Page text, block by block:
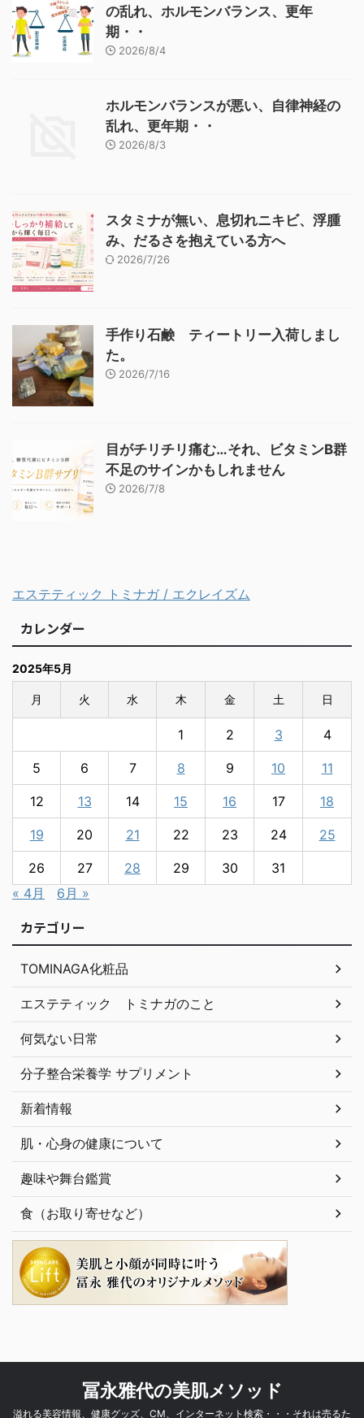
の乱れ、ホルモンバランス、更年
期・・
2026/8/4
ホルモンバランスが悪い、自律神経の
乱れ、更年期・・
2026/8/3
スタミナが無い、息切れニキビ、浮腫
み、だるさを抱えている方へ
2026/7/26
手作り石鹸 ティートリー入荷しまし
た。
2026/7/16
目がチリチリ痛む…それ、ビタミンB群
不足のサインかもしれません
2026/7/8
エステティック トミナガ / エクレイズム
カレンダー
2025年5月
月 火 水 木 金 土 日
1 2 3 4
5 6 7 8 9 10 11
12 13 14 15 16 17 18
19 20 21 22 23 24 25
26 27 28 29 30
31
« 4月
6月 »
カテゴリー
TOMINAGA化粧品
エステティック トミナガのこと
何気ない日常
分子整合栄養学 サプリメント
新着情報
肌・心身の健康について
趣味や舞台鑑賞
食（お取り寄せなど）
冨永雅代の美肌メソッド
溢れる美容情報、健康グッズ、CM、インターネット検索・・・それは売るた